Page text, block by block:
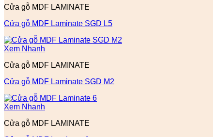
Cửa gỗ MDF LAMINATE
Cửa gỗ MDF Laminate SGD L5
Xem Nhanh
Cửa gỗ MDF LAMINATE
Cửa gỗ MDF Laminate SGD M2
Xem Nhanh
Cửa gỗ MDF LAMINATE